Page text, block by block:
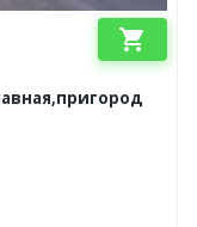
shopping_cart